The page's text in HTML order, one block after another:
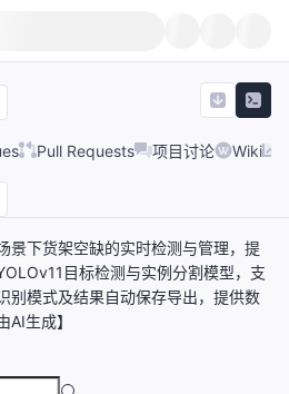
Pull Requests 项目讨论 Wiki
景下货架空缺的实时检测与管理，提
目标检测与实例分割模型，支
别模式及结果自动保存导出，提供数
生成】